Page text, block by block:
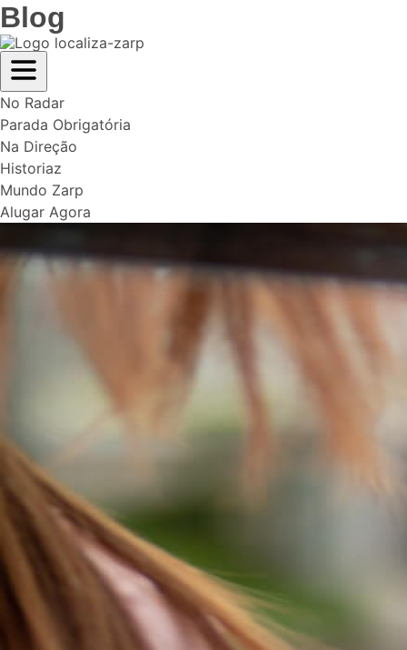
Blog
No Radar
Parada Obrigatória
Na Direção
Historiaz
Mundo Zarp
Alugar Agora